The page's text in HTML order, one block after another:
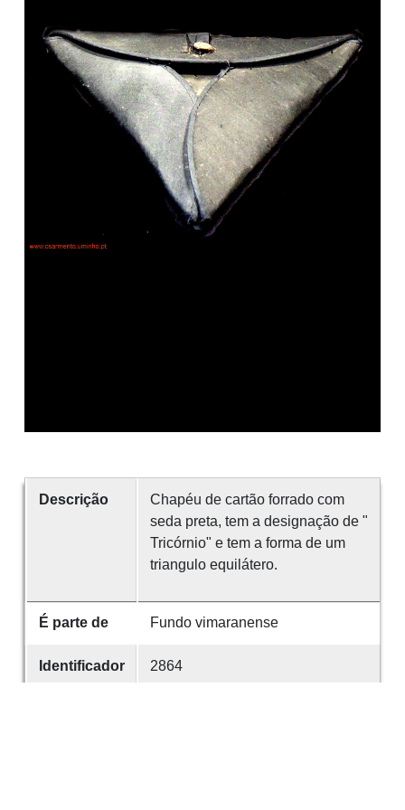
Descrição
Chapéu de cartão forrado com
seda preta, tem a designação de "
Tricórnio" e tem a forma de um
triangulo equilátero.
É parte de Fundo vimaranense
Identificador 2864